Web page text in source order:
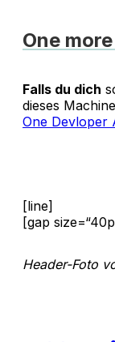
One
Falls du dich
dieses
One Devloper
[line]
[gap
Header-Foto